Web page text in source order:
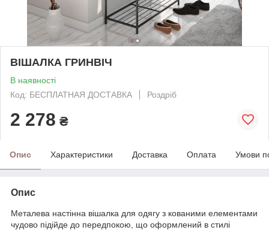
ВІШАЛКА ГРИНВІЧ
В наявності
Код: БЕСПЛАТНАЯ ДОСТАВКА
Роздріб
2 278 ₴
Опис Характеристики Доставка Оплата Умови
Опис
Металева настінна вішалка для одягу з кованими елементами
чудово підійде до передпокою, що оформлений в стилі